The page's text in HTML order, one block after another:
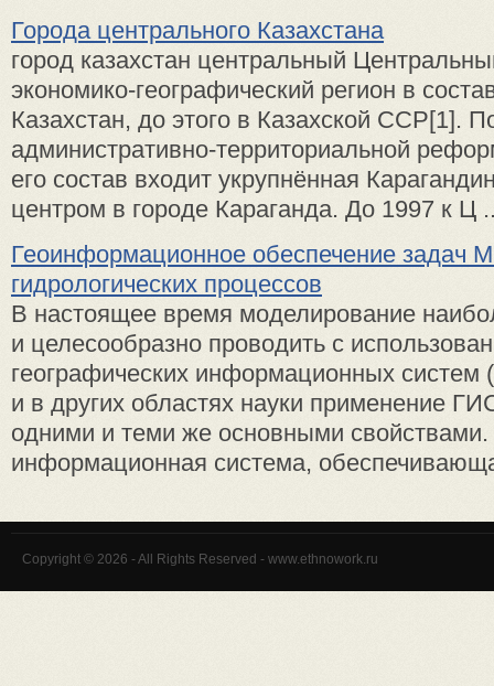
Города центрального Казахстана
город казахстан центральный
экономико-географический регион в
Казахстан, до этого в Казахской ССР[1].
административно-территориальной
его состав входит укрупнённая
центром в городе Караганда. До 1997 к Ц
Геоинформационное обеспечение задач
гидрологических процессов
В настоящее время моделирование
и целесообразно проводить с
географических информационных
и в других областях науки применение
одними и теми же основными
информационная система,
Copyright © 2026 - All Rights Reserved - www.ethnowork.ru